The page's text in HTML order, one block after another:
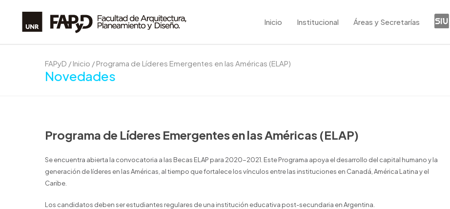
Inicio Institucional Áreas y Secretarías
FAPyD / Inicio / Programa de Líderes Emergentes en las Américas (ELAP)
Novedades
Programa de Líderes Emergentes en las Américas (ELAP)
Se encuentra abierta la convocatoria a las Becas ELAP para 2020-2021. Este Programa apoya el desarrollo del capital humano y la
generación de líderes en las Américas, al tiempo que fortalece los vínculos entre las instituciones en Canadá, América Latina y el
Caribe.
Los candidatos deben ser estudiantes regulares de una institución educativa post-secundaria en Argentina.